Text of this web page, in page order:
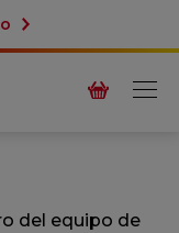
del equipo de